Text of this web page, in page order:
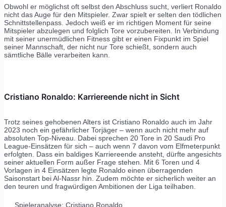
Obwohl er möglichst oft selbst den Abschluss sucht, verliert Ronaldo
nicht das Auge für den Mitspieler. Zwar spielt er selten den tödlichen
Schnittstellenpass. Jedoch weiß er im richtigen Moment für seine
Mitspieler abzulegen und folglich Tore vorzubereiten. In Verbindung
mit seiner unermüdlichen Fitness gibt er einen Fixpunkt im Spiel
seiner Mannschaft, der nicht nur Tore schießt, sondern auch
sämtliche Bälle verarbeiten kann.
Cristiano Ronaldo: Karriereende nicht in Sicht
Trotz seines gehobenen Alters ist Cristiano Ronaldo auch im Jahr
2023 noch ein gefährlicher Torjäger – wenn auch nicht mehr auf
absoluten Top-Niveau. Dabei sprechen 20 Tore in 20 Saudi Pro
League-Einsätzen für sich – auch wenn 7 davon vom Elfmeterpunkt
erfolgten. Dass ein baldiges Karriereende ansteht, dürfte angesichts
seiner aktuellen Form außer Frage stehen. Mit 6 Toren und 4
Vorlagen in 4 Einsätzen legte Ronaldo einen überragenden
Saisonstart bei Al-Nassr hin. Zudem möchte er sicherlich weiter an
den teuren und fragwürdigen Ambitionen der Liga teilhaben.
Spieleranalyse: Cristiano Ronaldo